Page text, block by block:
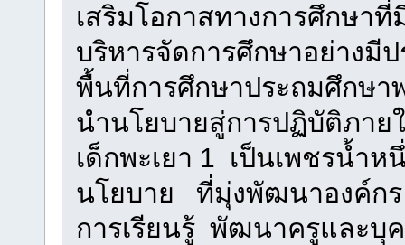
เสริมโอกาสทางการศึกษา
บริหารจัดการศึกษาอย่าง
พื้นที่การศึกษาประถมศึกษา
นำนโยบายสู่การปฏิบัติภา
เด็กพะเยา 1 เป็นเพชรน้ำ
นโยบาย ที่มุ่งพัฒนาองค์ก
การเรียนรู้ พัฒนาครูและบุ